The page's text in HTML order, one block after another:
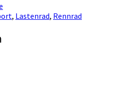
, Lastenrad, Rennrad